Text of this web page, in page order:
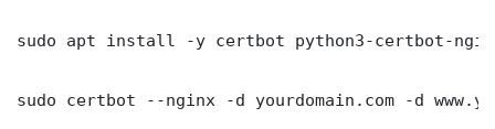
sudo apt install -y certbot python3-certbot-
sudo certbot --nginx -d yourdomain.com -d